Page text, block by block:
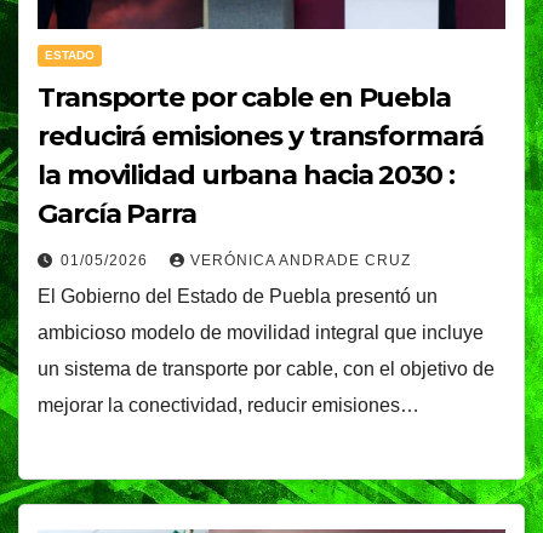
ESTADO
Transporte por cable en Puebla
reducirá emisiones y transformará
la movilidad urbana hacia 2030 :
García Parra
01/05/2026 VERÓNICA ANDRADE CRUZ
El Gobierno del Estado de Puebla presentó un
ambicioso modelo de movilidad integral que incluye
un sistema de transporte por cable, con el objetivo de
mejorar la conectividad, reducir emisiones…